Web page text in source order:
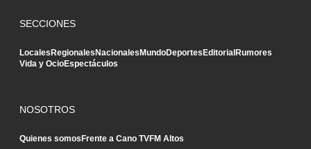
SECCIONES
LocalesRegionalesNacionalesMundoDeportesEditorialRumores
Vida y OcioEspectáculos
NOSOTROS
Quienes somosFrente a Cano TVFM Altos